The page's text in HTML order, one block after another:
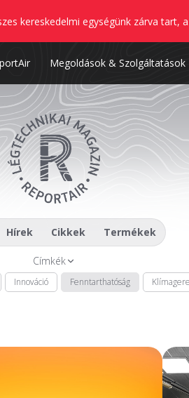
kereskedelmi egységünk zárva tart,
Megoldások & Szolgáltatások
Hírek Cikkek Termékek
Címkék
Innováció Fenntarthatóság